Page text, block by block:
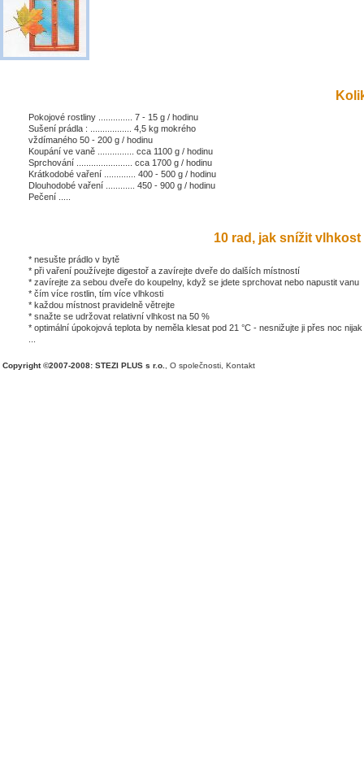
Pokojové rostliny .............. 7 - 15 g / hodinu
Sušení prádla : ................. 4,5 kg mokrého
vždímaného 50 - 200 g / hodinu
Koupání ve vaně ............... cca 1100 g / hodinu
Sprchování ....................... cca 1700 g / hodinu
Krátkodobé vaření ............. 400 - 500 g / hodinu
Dlouhodobé vaření ............ 450 - 900 g / hodinu
Pečení .....
10 rad, jak snížit vlhkost
* nesušte prádlo v bytě
* při vaření používejte digestoř a zavírejte dveře do dalších místností
* zavírejte za sebou dveře do koupelny, když se jdete sprchovat nebo napustit vanu
* čím více rostlin, tím více vlhkosti
* každou místnost pravidelně větrejte
* snažte se udržovat relativní vlhkost na 50 %
* optimální úpokojová teplota by neměla klesat pod 21 °C - nesnižujte ji přes noc nijak
Copyright ©2007-2008: STEZI PLUS s r.o. O společnosti Kontakt